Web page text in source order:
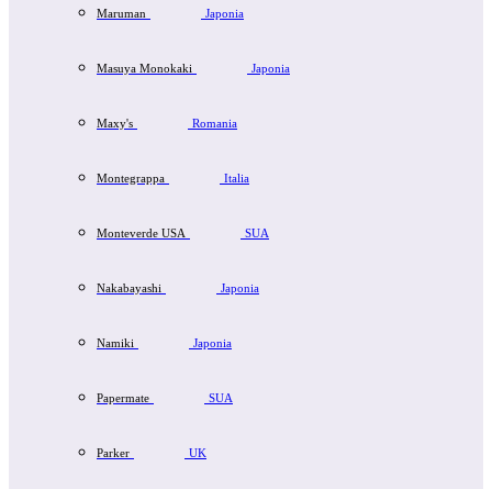
Maruman Japonia
Masuya Monokaki Japonia
Maxy's Romania
Montegrappa Italia
Monteverde USA SUA
Nakabayashi Japonia
Namiki Japonia
Papermate SUA
Parker UK